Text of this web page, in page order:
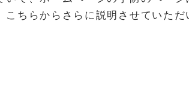
ちらからさらに説明させていただ